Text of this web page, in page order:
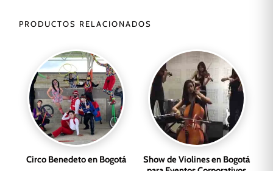
PRODUCTOS RELACIONADOS
Circo Benedeto en Bogotá
Show de Violines en Bogotá